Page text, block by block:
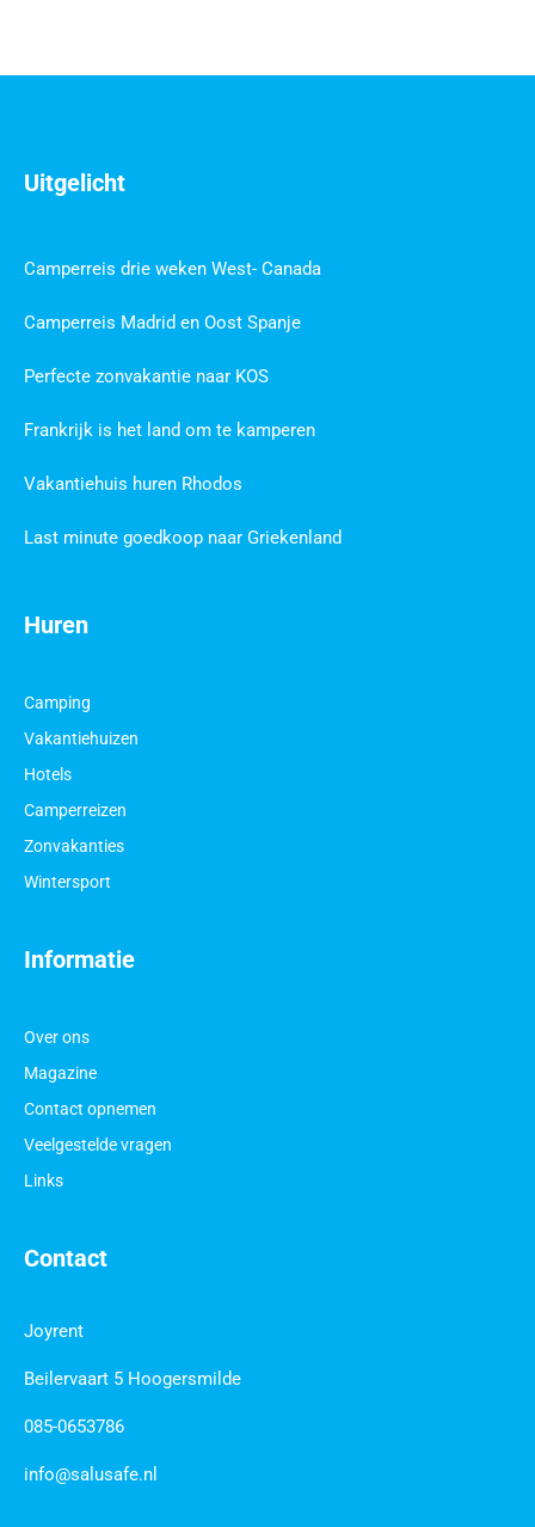
Contact
Joyrent
Beilervaart 5 Hoogersmilde
085-0653786
info@salusafe.nl
Informatie
Over ons
Magazine
Contact opnemen
Veelgestelde vragen
Links
Huren
Camping
Vakantiehuizen
Hotels
Camperreizen
Zonvakanties
Wintersport
Uitgelicht
Camperreis drie weken West- Canada
Camperreis Madrid en Oost Spanje
Perfecte zonvakantie naar KOS
Frankrijk is het land om te kamperen
Vakantiehuis huren Rhodos
Last minute goedkoop naar Griekenland